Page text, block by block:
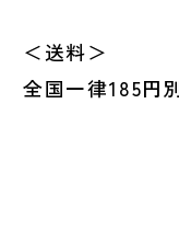
＜送料＞
全国一律185円